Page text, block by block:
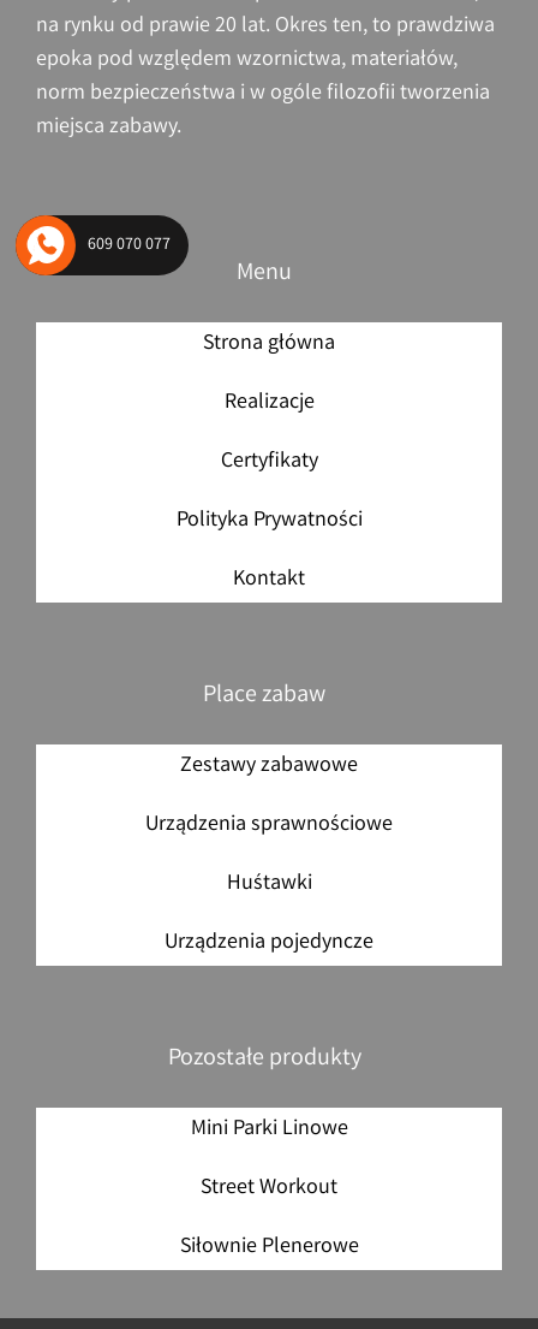
na rynku od prawie 20 lat. Okres ten, to prawdziwa
epoka pod względem wzornictwa, materiałów,
norm bezpieczeństwa i w ogóle filozofii tworzenia
miejsca zabawy.
Menu
Strona główna
Realizacje
Certyfikaty
Polityka Prywatności
Kontakt
Place zabaw
Zestawy zabawowe
Urządzenia sprawnościowe
Huśtawki
Urządzenia pojedyncze
Pozostałe produkty
Mini Parki Linowe
Street Workout
Siłownie Plenerowe
609 070 077